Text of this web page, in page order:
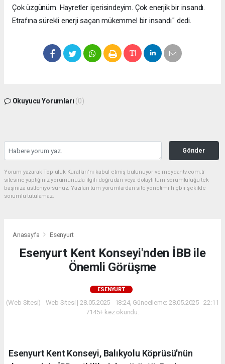
Çok üzgünüm. Hayretler içerisindeyim. Çok enerjik bir insandı.
Etrafına sürekli enerji saçan mükemmel bir insandı." dedi.
Okuyucu Yorumları (0)
Gönder
Yorum yazarak Topluluk Kuralları’nı kabul etmiş bulunuyor ve meydantv.com.tr
sitesine yaptığınız yorumunuzla ilgili doğrudan veya dolaylı tüm sorumluluğu tek
başınıza üstleniyorsunuz. Yazılan tüm yorumlardan site yönetimi hiçbir şekilde
sorumlu tutulamaz.
Anasayfa Esenyurt
Esenyurt Kent Konseyi'nden İBB ile
Önemli Görüşme
ESENYURT
(Web Sitesi) - Web Sitesi | 28.05.2025 - 18:24, Güncelleme: 28.05.2025 - 22:11
7145+ kez okundu.
Esenyurt Kent Konseyi, Balıkyolu Köprüsü'nün